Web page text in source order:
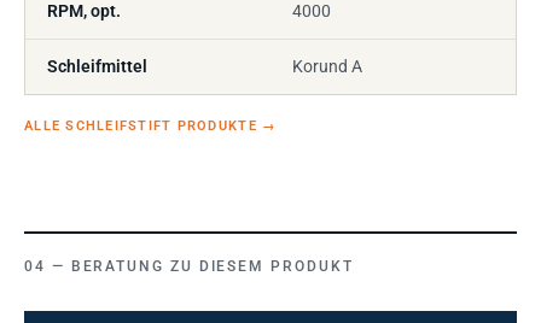
RPM, opt. 4000
Schleifmittel Korund A
ALLE SCHLEIFSTIFT PRODUKTE →
BERATUNG ZU DIESEM PRODUKT